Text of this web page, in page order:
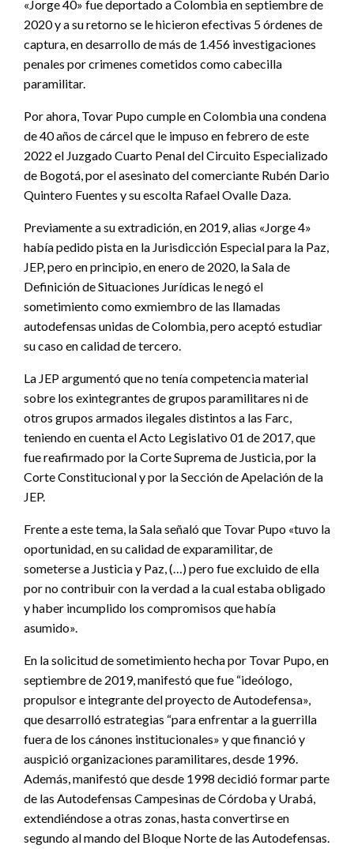
«Jorge 40» fue deportado a Colombia en septiembre de
2020 y a su retorno se le hicieron efectivas 5 órdenes de
captura, en desarrollo de más de 1.456 investigaciones
penales por crimenes cometidos como cabecilla
paramilitar.
Por ahora, Tovar Pupo cumple en Colombia una condena
de 40 años de cárcel que le impuso en febrero de este
2022 el Juzgado Cuarto Penal del Circuito Especializado
de Bogotá, por el asesinato del comerciante Rubén Dario
Quintero Fuentes y su escolta Rafael Ovalle Daza.
Previamente a su extradición, en 2019, alias «Jorge 4»
había pedido pista en la Jurisdicción Especial para la Paz,
JEP, pero en principio, en enero de 2020, la Sala de
Definición de Situaciones Jurídicas le negó el
sometimiento como exmiembro de las llamadas
autodefensas unidas de Colombia, pero aceptó estudiar
su caso en calidad de tercero.
La JEP argumentó que no tenía competencia material
sobre los exintegrantes de grupos paramilitares ni de
otros grupos armados ilegales distintos a las Farc,
teniendo en cuenta el Acto Legislativo 01 de 2017, que
fue reafirmado por la Corte Suprema de Justicia, por la
Corte Constitucional y por la Sección de Apelación de la
JEP.
Frente a este tema, la Sala señaló que Tovar Pupo «tuvo la
oportunidad, en su calidad de exparamilitar, de
someterse a Justicia y Paz, (…) pero fue excluido de ella
por no contribuir con la verdad a la cual estaba obligado
y haber incumplido los compromisos que había
asumido».
En la solicitud de sometimiento hecha por Tovar Pupo, en
septiembre de 2019, manifestó que fue “ideólogo,
propulsor e integrante del proyecto de Autodefensa»,
que desarrolló estrategias “para enfrentar a la guerrilla
fuera de los cánones institucionales» y que financió y
auspició organizaciones paramilitares, desde 1996.
Además, manifestó que desde 1998 decidió formar parte
de las Autodefensas Campesinas de Córdoba y Urabá,
extendiéndose a otras zonas, hasta convertirse en
segundo al mando del Bloque Norte de las Autodefensas.